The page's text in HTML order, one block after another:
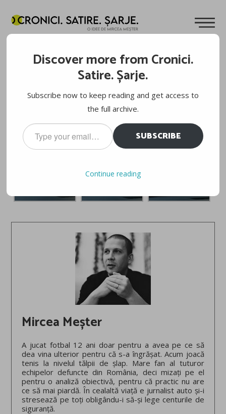
Cuvinte de Mircea Meșter 23.05.2011
E ok, centura de siguranță ține borcanele de zacuscă
toamna, când se coc legumele. Scaunul copilului? Cam
moale, o fi de la curent?
Mircea Meșter
A jucat fotbal 12 ani doar pentru a avea pe ce să
dea vina ulterior pentru că s-a îngrășat. Acum joacă
tenis la nivelul tălpii de șlap. Mare fan al tuturor
echipelor defuncte din România, deci mizați pe el
pentru o analiză obiectivă, pentru că practic nu are
ce să mai piardă. În cealaltă viață e jurnalist auto și-i
stresează pe toți obligându-i să-și lege centurile de
siguranță.
Discover more from Cronici.
Satire. Șarje.
Subscribe now to keep reading and get access to
the full archive.
Type
your
email…
SUBSCRIBE
Continue reading